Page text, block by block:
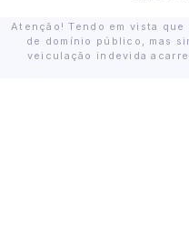
Atenção! Tendo em vista
de domínio público, mas
veiculação indevida